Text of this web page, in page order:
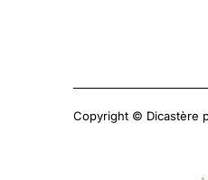
Copyright © Dicastère